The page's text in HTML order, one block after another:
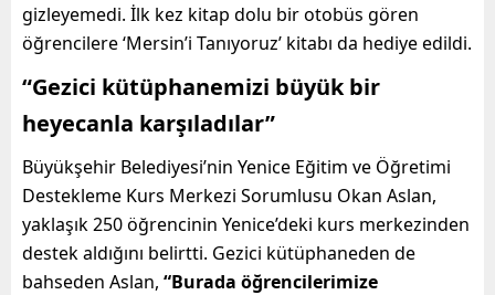
gizleyemedi. İlk kez kitap dolu bir otobüs gören
öğrencilere ‘Mersin’i Tanıyoruz’ kitabı da hediye edildi.
“Gezici kütüphanemizi büyük bir
heyecanla karşıladılar”
Büyükşehir Belediyesi’nin Yenice Eğitim ve Öğretimi
Destekleme Kurs Merkezi Sorumlusu Okan Aslan,
yaklaşık 250 öğrencinin Yenice’deki kurs merkezinden
destek aldığını belirtti. Gezici kütüphaneden de
bahseden Aslan, “Burada öğrencilerimize